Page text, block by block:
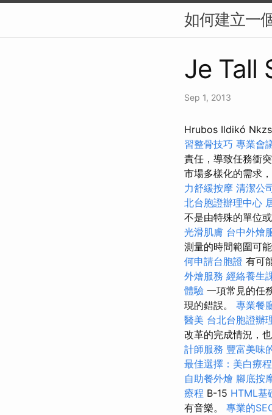
如何建立一
Je Tall
Sep 1, 2013
Hrubos Ildikó Nkzs
習整骨技巧 專業會
責任，導致任務衝突
市場多樣化的需求
力舒緩按摩 清潔公
北台胞證辦理中心
不是由特殊的單位
光滑肌膚 台中外燴
測量的時間範圍可
何申請台胞證 有可
外燴服務 經絡養生
體驗 一項常見的任
現的錯誤。 專業餐
醫美 台北台胞證辦
改革的完成情況，
計師服務 豐富美味
最佳選擇：美白療程
自助餐外燴 腳底按
療程 B-15 HTML基
有音樂。 專業的